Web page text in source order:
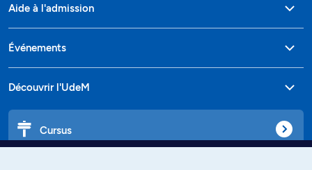
Aide à l'admission
Événements
Découvrir l'UdeM
Cursus